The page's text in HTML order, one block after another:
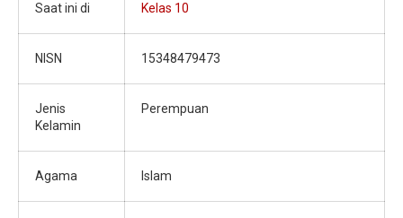
Saat ini di Kelas 10
NISN 15348479473
Jenis
Kelamin
Perempuan
Agama Islam